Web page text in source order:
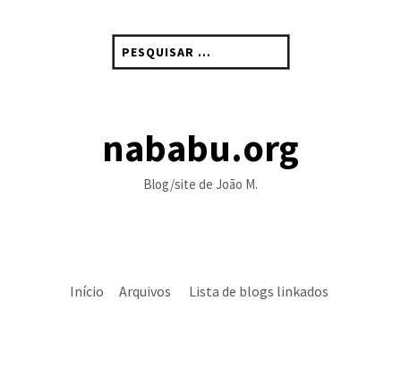
por:
nababu.org
Blog/site de João M.
Início Arquivos Lista de blogs linkados